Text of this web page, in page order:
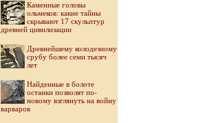
Каменные головы
ольмеков: какие тайны
скрывают 17 скульптур
древней цивилизации
Древнейшему колодезному
срубу более семи тысяч
лет
Найденные в болоте
останки позволят по-
новому взглянуть на войну
варваров